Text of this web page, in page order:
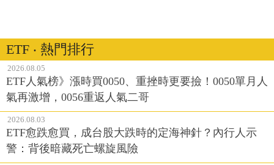
ETF ‧ 熱門排行
2026.08.05
ETF人氣榜》漲時買0050、重挫時更要撿！0050單月人
氣再激增，0056重返人氣二哥
2026.08.03
ETF愈跌愈買，成台股大跌時的定海神針？內行人示
警：背後暗藏死亡螺旋風險